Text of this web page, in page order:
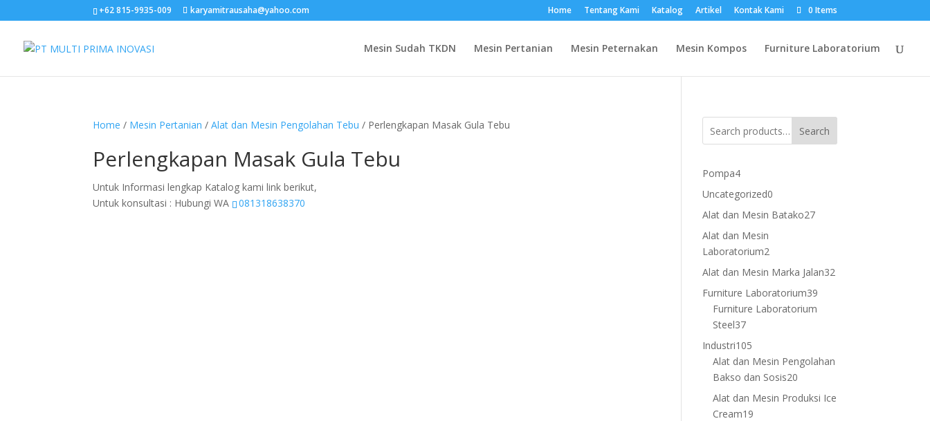
+62 815-9935-009 karyamitrausaha@yahoo.com Home Tentang Kami Katalog Artikel Kontak Kami 0 Items
Mesin Sudah TKDN Mesin Pertanian Mesin Peternakan Mesin Kompos Furniture Laboratorium
Home / Mesin Pertanian /Alat dan Mesin Pengolahan Tebu / Perlengkapan Masak Gula Tebu
Perlengkapan Masak Gula Tebu
Untuk Informasi lengkap Katalog kami link berikut,
Untuk konsultasi : Hubungi WA
081318638370
Search
Pompa44
products
Uncategorized0
products
Alat dan Mesin Batako2727
Alat dan Mesin
Laboratorium2
products
Alat dan Mesin Marka Jalan32
Furniture Laboratorium39
Furniture Laboratorium
Steel3737
products
Industri105
products
Alat dan Mesin Pengolahan
Bakso dan Sosis20
products
Alat dan Mesin Produksi Ice
Cream19